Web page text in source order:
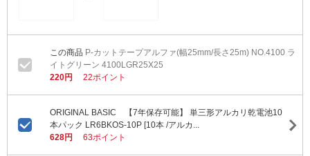
P-カットテープアルファ(幅25mm/長さ25m) NO.4100 ラ
イトグリーン 4100LGR25X25
220円
22ポイント
ORIGINAL BASIC 【7年保存可能】 単三形アルカリ乾電池10
本パック LR6BKOS-10P [10本 /アルカ...
628円
63ポイント